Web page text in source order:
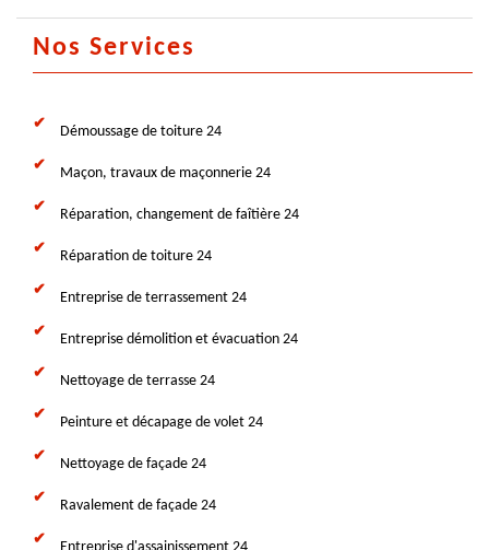
Nos Services
Démoussage de toiture 24
Maçon, travaux de maçonnerie 24
Réparation, changement de faîtière 24
Réparation de toiture 24
Entreprise de terrassement 24
Entreprise démolition et évacuation 24
Nettoyage de terrasse 24
Peinture et décapage de volet 24
Nettoyage de façade 24
Ravalement de façade 24